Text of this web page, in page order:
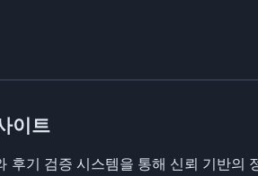
이트
후기 검증 시스템을 통해 신뢰 기반